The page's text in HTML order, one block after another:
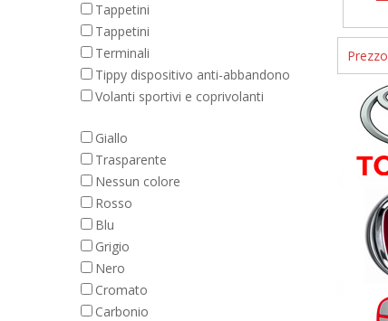
Tappetini
Tappetini
Terminali
Tippy dispositivo anti-abbandono
Volanti sportivi e coprivolanti
Giallo
Trasparente
Nessun colore
Rosso
Blu
Grigio
Nero
Cromato
Carbonio
Prezzo